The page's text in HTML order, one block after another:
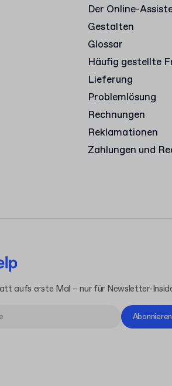
Der Online-
Gestalten
Glossar
Häufig gestellte
Lieferung
Problemlösung
Rechnungen
Reklamationen
Zahlungen und
aufs erste Mal – nur für Newsletter-
Abonnieren